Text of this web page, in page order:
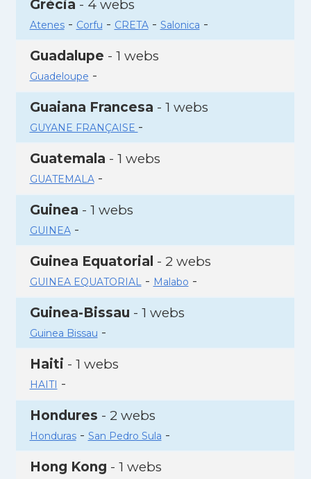
Grècia - 4 webs
Atenes- Corfu - CRETA- Salonica -
Guadalupe - 1 webs
Guadeloupe -
Guaiana Francesa - 1 webs
GUYANE FRANÇAISE -
Guatemala - 1 webs
GUATEMALA-
Guinea - 1 webs
GUINEA-
Guinea Equatorial - 2 webs
GUINEA EQUATORIAL- Malabo -
Guinea-Bissau - 1 webs
Guinea Bissau -
Haiti - 1 webs
HAITI -
Hondures - 2 webs
Honduras- San Pedro Sula -
Hong Kong - 1 webs